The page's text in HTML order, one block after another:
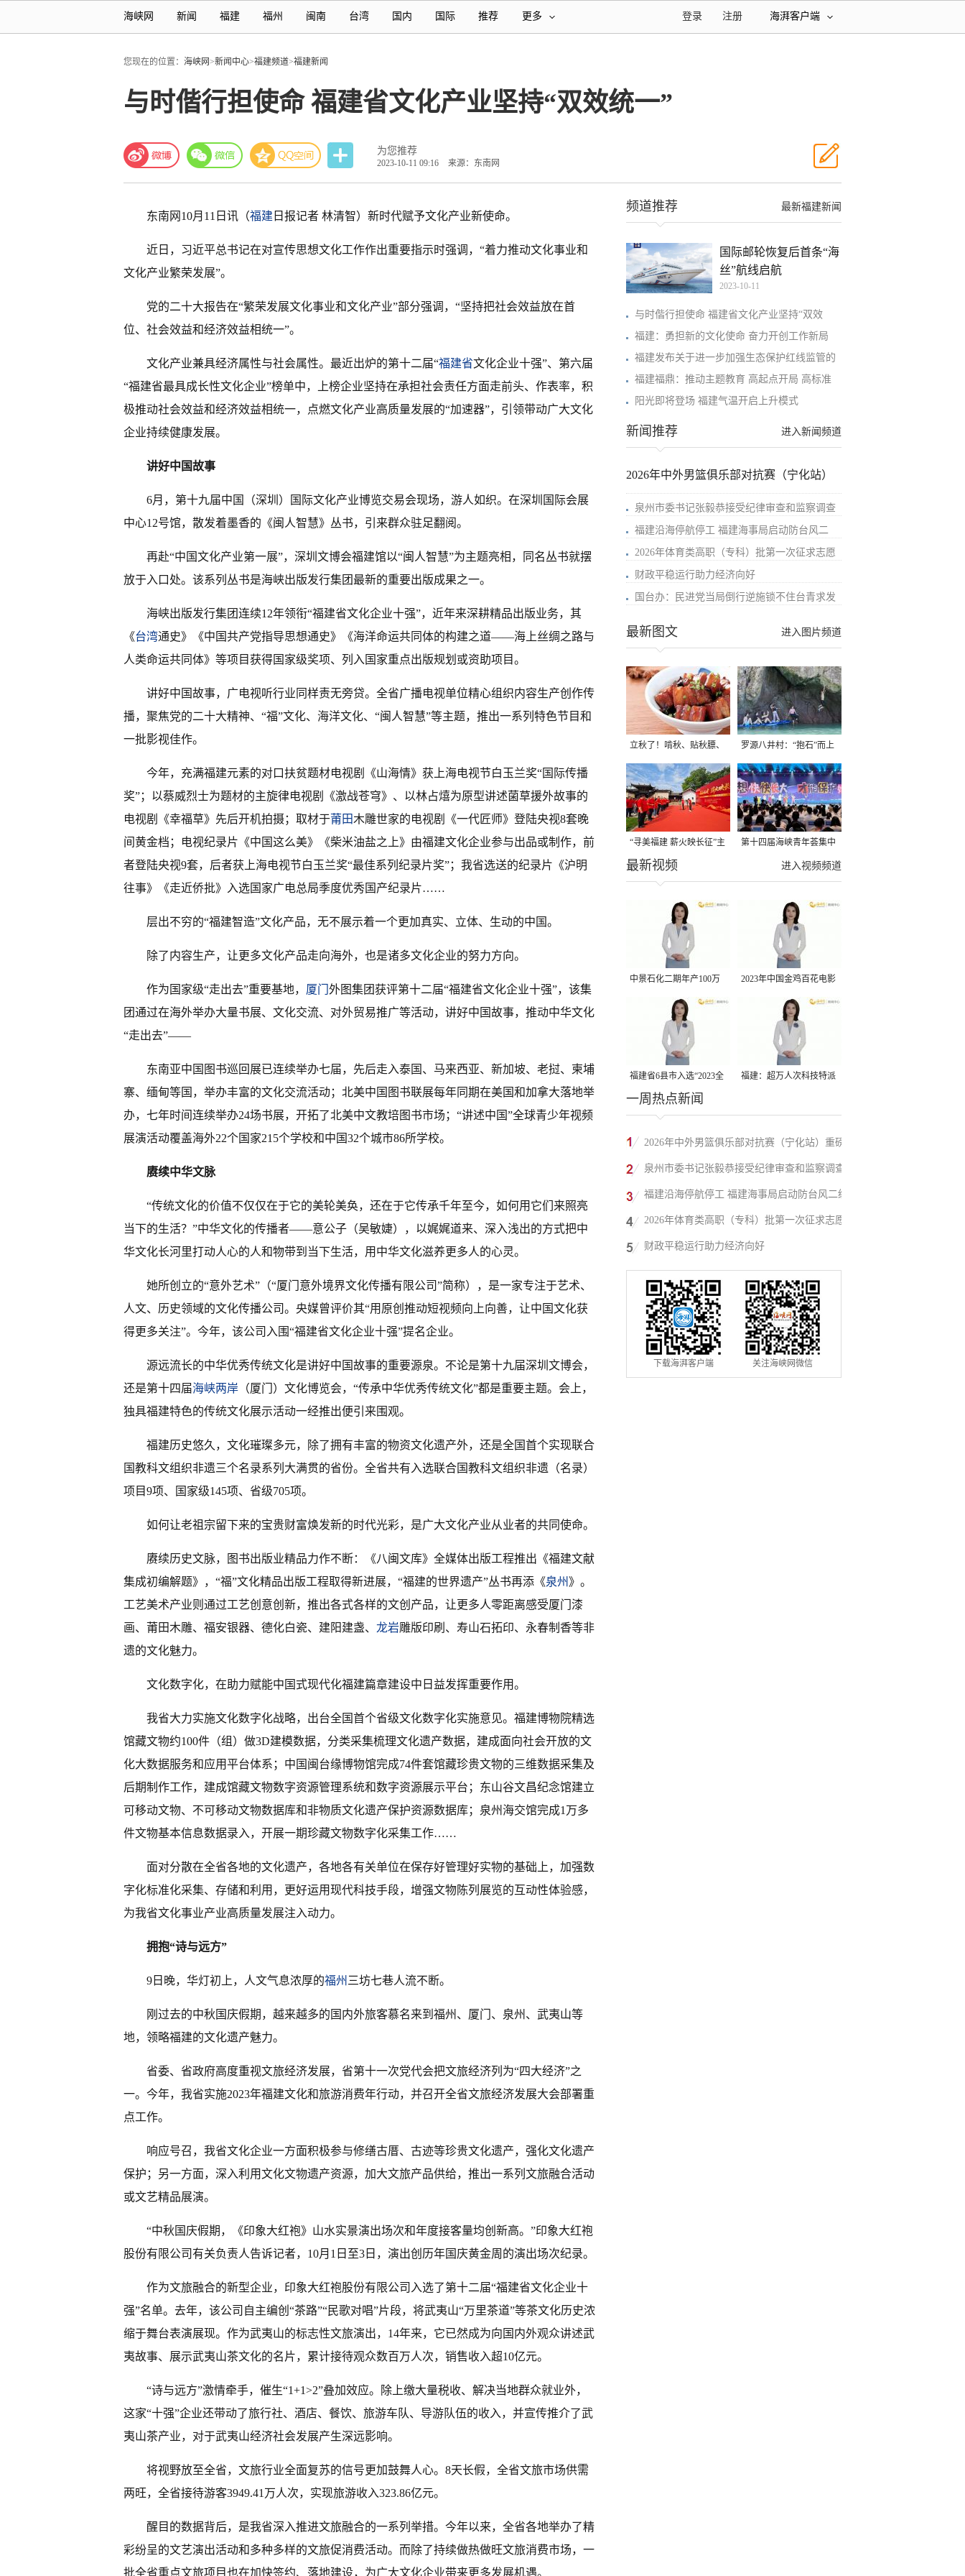
海峡网 新闻 福建 福州 闽南 台湾 国内 国际 推荐 更多 海湃客户端
注册
登录
您现在的位置： 海峡网>新闻中心>福建频道>福建新闻
与时偕行担使命 福建省文化产业坚持“双效统一”
为您推荐
2023-10-11 09:16 来源：东南网
东南网10月11日讯（福建 日报记者 林清智）新时代赋予文化产业新使命。
近日，习近平总书记在对宣传思想文化工作作出重要指示时强调，“着力推动文化事业和
文化产业繁荣发展”。
党的二十大报告在“繁荣发展文化事业和文化产业”部分强调，“坚持把社会效益放在首
位、社会效益和经济效益相统一”。
文化产业兼具经济属性与社会属性。最近出炉的第十二届“福建省文化企业十强”、第六届
“福建省最具成长性文化企业”榜单中，上榜企业坚持在承担社会责任方面走前头、作表率，积
极推动社会效益和经济效益相统一，点燃文化产业高质量发展的“加速器”，引领带动广大文化
企业持续健康发展。
讲好中国故事
6月，第十九届中国（深圳）国际文化产业博览交易会现场，游人如织。在深圳国际会展
中心12号馆，散发着墨香的《闽人智慧》丛书，引来群众驻足翻阅。
再赴“中国文化产业第一展”，深圳文博会福建馆以“闽人智慧”为主题亮相，同名丛书就摆
放于入口处。该系列丛书是海峡出版发行集团最新的重要出版成果之一。
海峡出版发行集团连续12年领衔“福建省文化企业十强”，近年来深耕精品出版业务，其
《台湾通史》《中国共产党指导思想通史》《海洋命运共同体的构建之道——海上丝绸之路与
人类命运共同体》等项目获得国家级奖项、列入国家重点出版规划或资助项目。
讲好中国故事，广电视听行业同样责无旁贷。全省广播电视单位精心组织内容生产创作传
播，聚焦党的二十大精神、“福”文化、海洋文化、“闽人智慧”等主题，推出一系列特色节目和
一批影视佳作。
今年，充满福建元素的对口扶贫题材电视剧《山海情》获上海电视节白玉兰奖“国际传播
奖”；以蔡威烈士为题材的主旋律电视剧《激战苍穹》、以林占熺为原型讲述菌草援外故事的
电视剧《幸福草》先后开机拍摄；取材于莆田木雕世家的电视剧《一代匠师》登陆央视8套晚
间黄金档；电视纪录片《中国这么美》《柴米油盐之上》由福建文化企业参与出品或制作，前
者登陆央视9套，后者获上海电视节白玉兰奖“最佳系列纪录片奖”；我省选送的纪录片《沪明
往事》《走近侨批》入选国家广电总局季度优秀国产纪录片……
层出不穷的“福建智造”文化产品，无不展示着一个更加真实、立体、生动的中国。
除了内容生产，让更多文化产品走向海外，也是诸多文化企业的努力方向。
作为国家级“走出去”重要基地， 厦门 外图集团获评第十二届“福建省文化企业十强”，该集
团通过在海外举办大量书展、文化交流、对外贸易推广等活动，讲好中国故事，推动中华文化
“走出去”——
东南亚中国图书巡回展已连续举办七届，先后走入泰国、马来西亚、新加坡、老挝、柬埔
寨、缅甸等国，举办丰富的文化交流活动；北美中国图书联展每年同期在美国和加拿大落地举
办，七年时间连续举办24场书展，开拓了北美中文教培图书市场；“讲述中国”全球青少年视频
展演活动覆盖海外22个国家215个学校和中国32个城市86所学校。
赓续中华文脉
“传统文化的价值不仅仅在于它的美轮美奂，还在于它传承千年至今，如何用它们来照亮
当下的生活？”中华文化的传播者——意公子（吴敏婕），以娓娓道来、深入浅出的方式把中
华文化长河里打动人心的人和物带到当下生活，用中华文化滋养更多人的心灵。
她所创立的“意外艺术”（“厦门意外境界文化传播有限公司”简称），是一家专注于艺术、
人文、历史领域的文化传播公司。央媒曾评价其“用原创推动短视频向上向善，让中国文化获
得更多关注”。今年，该公司入围“福建省文化企业十强”提名企业。
源远流长的中华优秀传统文化是讲好中国故事的重要源泉。不论是第十九届深圳文博会，
还是第十四届海峡两岸 （厦门）文化博览会，“传承中华优秀传统文化”都是重要主题。会上，
独具福建特色的传统文化展示活动一经推出便引来围观。
福建历史悠久，文化璀璨多元，除了拥有丰富的物资文化遗产外，还是全国首个实现联合
国教科文组织非遗三个名录系列大满贯的省份。全省共有入选联合国教科文组织非遗（名录）
项目9项、国家级145项、省级705项。
如何让老祖宗留下来的宝贵财富焕发新的时代光彩，是广大文化产业从业者的共同使命。
赓续历史文脉，图书出版业精品力作不断：《八闽文库》全媒体出版工程推出《福建文献
集成初编解题》，“福”文化精品出版工程取得新进展，“福建的世界遗产”丛书再添《泉州 》。
工艺美术产业则通过工艺创意创新，推出各式各样的文创产品，让更多人零距离感受厦门漆
画、莆田木雕、福安银器、德化白瓷、建阳建盏、 龙岩雕版印刷、寿山石拓印、永春制香等非
遗的文化魅力。
文化数字化，在助力赋能中国式现代化福建篇章建设中日益发挥重要作用。
我省大力实施文化数字化战略，出台全国首个省级文化数字化实施意见。福建博物院精选
馆藏文物约100件（组）做3D建模数据，分类采集梳理文化遗产数据，建成面向社会开放的文
化大数据服务和应用平台体系；中国闽台缘博物馆完成74件套馆藏珍贵文物的三维数据采集及
后期制作工作，建成馆藏文物数字资源管理系统和数字资源展示平台；东山谷文昌纪念馆建立
可移动文物、不可移动文物数据库和非物质文化遗产保护资源数据库；泉州海交馆完成1万多
件文物基本信息数据录入，开展一期珍藏文物数字化采集工作……
面对分散在全省各地的文化遗产，各地各有关单位在保存好管理好实物的基础上，加强数
字化标准化采集、存储和利用，更好运用现代科技手段，增强文物陈列展览的互动性体验感，
为我省文化事业产业高质量发展注入动力。
拥抱“诗与远方”
9日晚，华灯初上，人文气息浓厚的福州 三坊七巷人流不断。
刚过去的中秋国庆假期，越来越多的国内外旅客慕名来到福州、厦门、泉州、武夷山等
地，领略福建的文化遗产魅力。
省委、省政府高度重视文旅经济发展，省第十一次党代会把文旅经济列为“四大经济”之
一。今年，我省实施2023年福建文化和旅游消费年行动，并召开全省文旅经济发展大会部署重
点工作。
响应号召，我省文化企业一方面积极参与修缮古厝、古迹等珍贵文化遗产，强化文化遗产
保护；另一方面，深入利用文化文物遗产资源，加大文旅产品供给，推出一系列文旅融合活动
或文艺精品展演。
“中秋国庆假期，《印象大红袍》山水实景演出场次和年度接客量均创新高。”印象大红袍
股份有限公司有关负责人告诉记者，10月1日至3日，演出创历年国庆黄金周的演出场次纪录。
作为文旅融合的新型企业，印象大红袍股份有限公司入选了第十二届“福建省文化企业十
强”名单。去年，该公司自主编创“茶路”“民歌对唱”片段，将武夷山“万里茶道”等茶文化历史浓
缩于舞台表演展现。作为武夷山的标志性文旅演出，14年来，它已然成为向国内外观众讲述武
夷故事、展示武夷山茶文化的名片，累计接待观众数百万人次，销售收入超10亿元。
“诗与远方”激情牵手，催生“1+1>2”叠加效应。除上缴大量税收、解决当地群众就业外，
这家“十强”企业还带动了旅行社、酒店、餐饮、旅游车队、导游队伍的收入，并宣传推介了武
夷山茶产业，对于武夷山经济社会发展产生深远影响。
将视野放至全省，文旅行业全面复苏的信号更加鼓舞人心。8天长假，全省文旅市场供需
两旺，全省接待游客3949.41万人次，实现旅游收入323.86亿元。
醒目的数据背后，是我省深入推进文旅融合的一系列举措。今年以来，全省各地举办了精
彩纷呈的文艺演出活动和多种多样的文旅促消费活动。而除了持续做热做旺文旅消费市场，一
批全省重点文旅项目也在加快签约、落地建设，为广大文化企业带来更多发展机遇。
最新福建新闻
频道推荐
国际邮轮恢复后首条“海
丝”航线启航
2023-10-11
与时偕行担使命 福建省文化产业坚持“双效
福建：勇担新的文化使命 奋力开创工作新局
福建发布关于进一步加强生态保护红线监管的
福建福鼎：推动主题教育 高起点开局 高标准
阳光即将登场 福建气温开启上升模式
进入新闻频道
新闻推荐
2026年中外男篮俱乐部对抗赛（宁化站）
泉州市委书记张毅恭接受纪律审查和监察调查
福建沿海停航停工 福建海事局启动防台风二
2026年体育类高职（专科）批第一次征求志愿
财政平稳运行助力经济向好
国台办：民进党当局倒行逆施锁不住台青求发
进入图片频道
最新图文
立秋了！啃秋、贴秋膘、
晒秋，福建人这样过才够
味→
罗源八井村：“抱石”而上
“寻美福建 薪火映长征”主
题活动在龙岩长汀启动
第十四届海峡青年荟集中
阶段活动在福州举行
进入视频频道
最新视频
中景石化二期年产100万
吨丙烷脱氢项目建成中交
2023年中国金鸡百花电影
节有福电影巡展31日启动
福建省6县市入选“2023全
国县域发展潜力百强县”
福建：超万人次科技特派
一周热点新闻
2026年中外男篮俱乐部对抗赛（宁化站）重磅
来袭！抢票通道即将开启→
泉州市委书记张毅恭接受纪律审查和监察调查
福建沿海停航停工 福建海事局启动防台风二级
应急响应
2026年体育类高职（专科）批第一次征求志愿
填报
财政平稳运行助力经济向好
下载海湃客户端 关注海峡网微信